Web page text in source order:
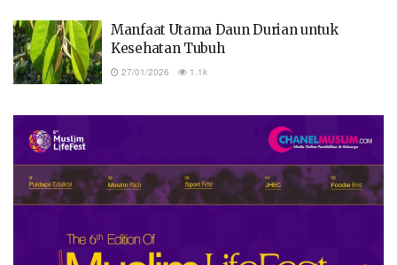
Manfaat Utama Daun Durian untuk
Kesehatan Tubuh
27/01/2026 1.1k